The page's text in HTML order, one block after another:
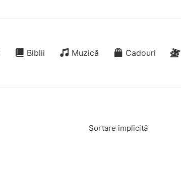
Biblii Muzică Cadouri
Sortare implicită